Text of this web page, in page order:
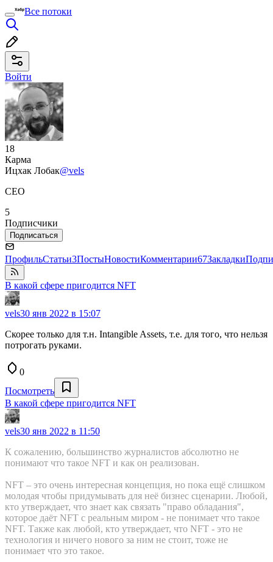
Все потоки
Войти
18
Карма
Ицхак Лобaк@vels
CEO
5
Подписчики
Подписаться
ПрофильСтатьи3ПостыНовостиКомментарии67Закладки
В какой сфере пригодится NFT
vels30 янв 2022 в 15:07
Скорее только для т.н. Intangible Assets, т.е. для того, что нельзя
потрогать руками.
0
Посмотреть
В какой сфере пригодится NFT
vels30 янв 2022 в 11:50
К сожалению, большинство журналистов абсолютно не
понимают что такое NFT и как он реализован.
NFT – это очень интересная концепция, но пока ещё слишком
молодая чтобы придумывать для неё бизнес сценарии. Любой,
кто утверждает, что знает как связать "право обладания",
которое даёт NFT с реальным миром - не понимает что такое
NFT. Также как любой, кто утверждает, что NFT - это не
технология и ничего нового за ним не стоит, тоже не
понимает что это такое.